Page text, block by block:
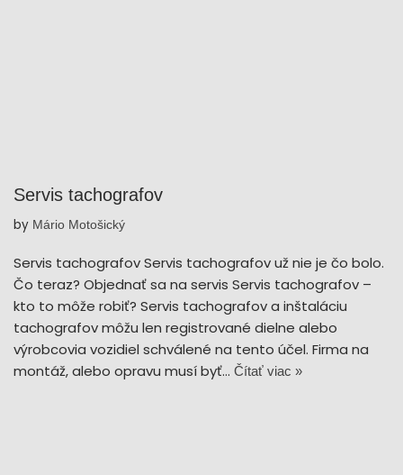
Servis tachografov
by Mário Motošický
Servis tachografov Servis tachografov už nie je čo bolo.
Čo teraz? Objednať sa na servis Servis tachografov –
kto to môže robiť? Servis tachografov a inštaláciu
tachografov môžu len registrované dielne alebo
výrobcovia vozidiel schválené na tento účel. Firma na
montáž, alebo opravu musí byť… Čítať viac »